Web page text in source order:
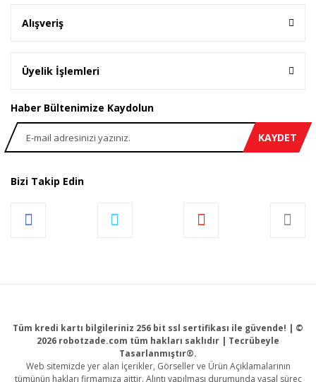
Alışveriş
Üyelik İşlemleri
Haber Bültenimize Kaydolun
KAYDET
Bizi Takip Edin
Tüm kredi kartı bilgileriniz 256 bit ssl sertifikası ile güvende! | ©
2026 robotzade.com tüm hakları saklıdır | Tecrübeyle
Tasarlanmıştır®.
Web sitemizde yer alan İçerikler, Görseller ve Ürün Açıklamalarının
tümünün hakları firmamıza aittir. Alıntı yapılması durumunda yasal süreç